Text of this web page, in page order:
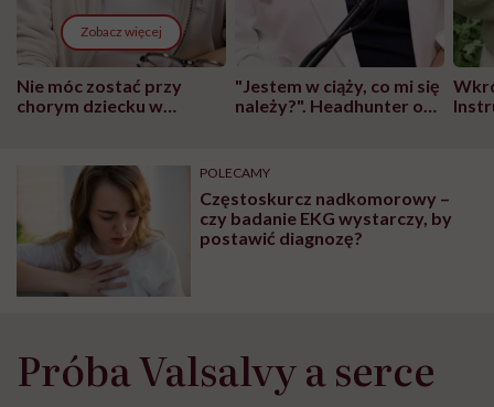
Zobacz więcej
Nie móc zostać przy
chorym dziecku w
może chyba tylko
głupota i brak
wyobraźni"
"Jestem w ciąży, co mi się
należy?". Headhunter o
pracy
POLECAMY
Częstoskurcz nadkomorowy –
czy badanie EKG wystarczy, by
postawić diagnozę?
Próba Valsalvy a serce